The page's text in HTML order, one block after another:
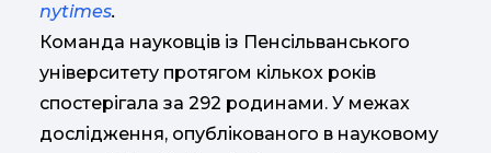
nytimes.
Команда науковців із Пенсільванського
університету протягом кількох років
спостерігала за 292 родинами. У межах
дослідження, опублікованого в науковому